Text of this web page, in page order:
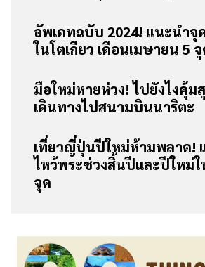
อัพเดทฉบับ 2024! แนะนำจุ
ในโตเกียว เดือนเมษายน 5
มือใหม่หายห่วง! ไปยังไงคุ้ม
เดินทางไปสนามบินนาริตะ
เที่ยวญี่ปุ่นปีใหม่ห้ามพลาด!
ไหว้พระช่วงสิ้นปีและปีใหม่ใ
จุด